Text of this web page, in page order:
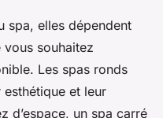
spa, elles dépendent
souhaitez
Les spas ronds
et leur
d’espace, un spa carré